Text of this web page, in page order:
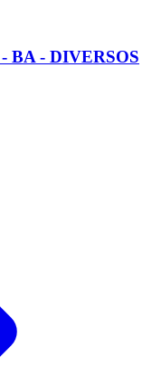
BA - DIVERSOS